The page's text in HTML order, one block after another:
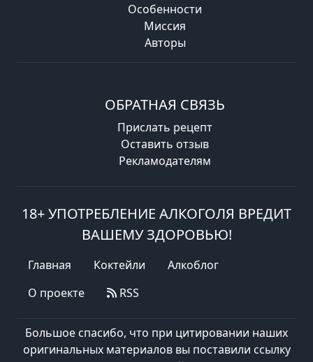
Особенности
Миссия
Авторы
ОБРАТНАЯ СВЯЗЬ
Прислать рецепт
Оставить отзыв
Рекламодателям
18+ УПОТРЕБЛЕНИЕ АЛКОГОЛЯ ВРЕДИТ
ВАШЕМУ ЗДОРОВЬЮ!
Главная Коктейли
Алкоблог
О проекте
RSS
Большое спасибо, что при цитировании наших
оригинальных материалов вы поставили ссылку